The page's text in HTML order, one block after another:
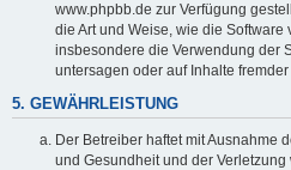
www.phpbb.de zur Verfügung
die Art und Weise, wie die
insbesondere die Verwendung der
untersagen oder auf Inhalte
5. GEWÄHRLEISTUNG
Der Betreiber haftet mit Ausnahme
und Gesundheit und der